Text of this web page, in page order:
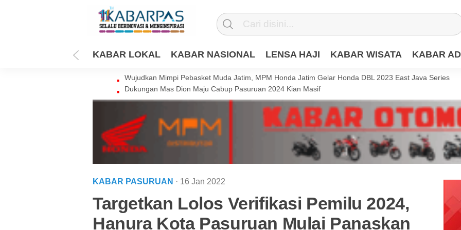
KABAR LOKAL KABAR NASIONAL LENSA HAJI KABAR WISATA KABAR
Wujudkan Mimpi Pebasket Muda Jatim, MPM Honda Jatim Gelar Honda DBL 2023 East Java Series
Dukungan Mas Dion Maju Cabup Pasuruan 2024 Kian Masif
KABAR PASURUAN · 16 Jan 2022
Targetkan Lolos Verifikasi Pemilu 2024,
Hanura Kota Pasuruan Mulai Panaskan